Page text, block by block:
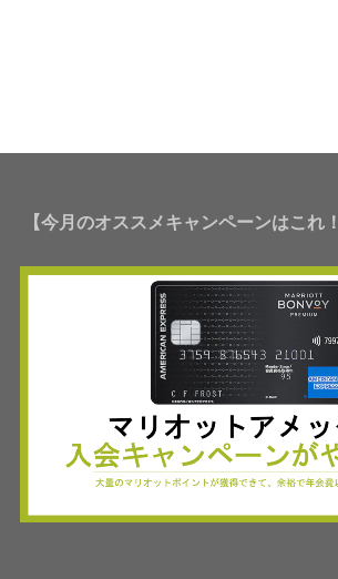
【今月のオススメキャンペーンはこれ！